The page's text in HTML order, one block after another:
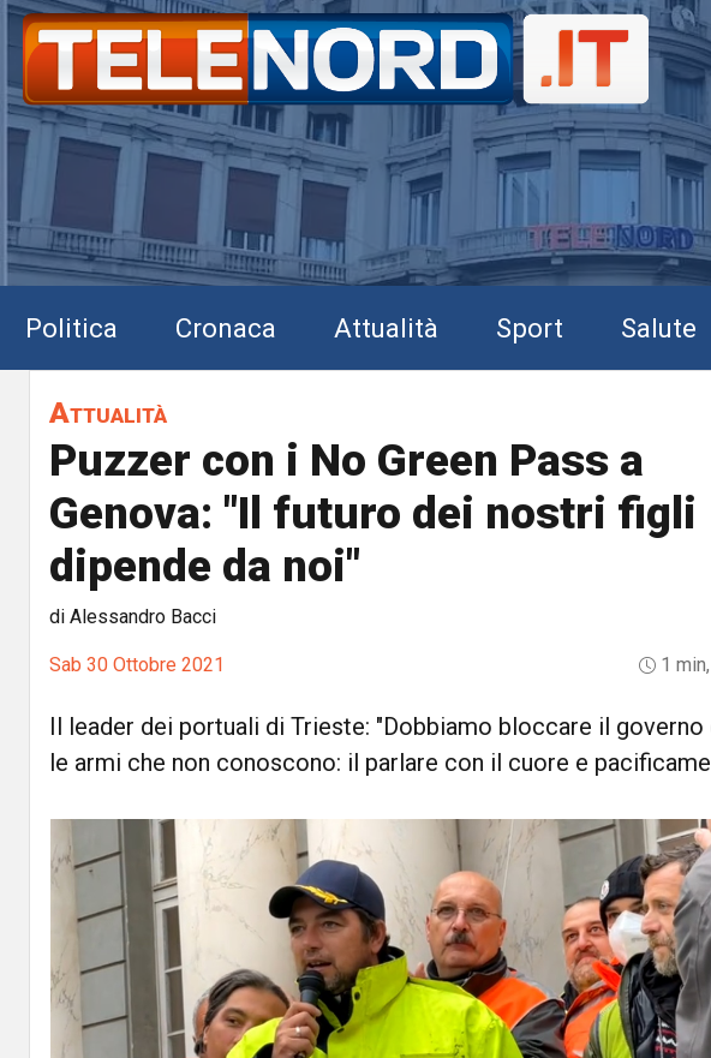
Politica Cronaca Attualità Sport Salute
Attualità
Puzzer con i No Green Pass a
Genova: "Il futuro dei nostri figli
dipende da noi"
di Alessandro Bacci
Sab 30 Ottobre 2021 1
Il leader dei portuali di Trieste: "Dobbiamo bloccare il governo
le armi che non conoscono: il parlare con il cuore e